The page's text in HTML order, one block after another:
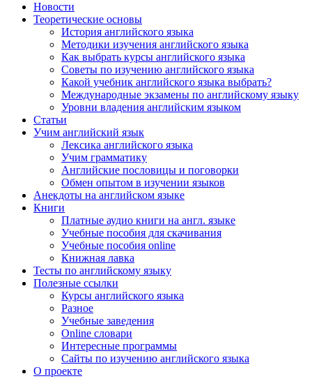
Новости
Теоретические основы
История английского языка
Методики изучения английского языка
Как выбрать курсы английского языка
Советы по изучению английского языка
Какой учебник английского языка выбрать?
Международные экзамены по английскому языку
Уровни владения английским языком
Статьи
Учим английский язык
Лексика английского языка
Учим грамматику
Английские пословицы и поговорки
Обмен опытом в изучении языков
Анекдоты на английском языке
Книги
Платные аудио книги на англ. языке
Учебные пособия для скачивания
Учебные пособия online
Книжная лавка
Тесты по английскому языку
Полезные ссылки
Курсы английского языка
Разное
Учебные заведения
Online словари
Интересные программы
Сайты по изучению английского языка
О проекте